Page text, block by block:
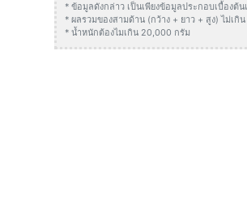
* ข้อมูลดังกล่าว เป็นเพียงข้อมูลประกอบเบื้อง
* ผลรวมของสามด้าน (กว้าง + ยาว + สูง) ไม่เกิ
* น้ำหนักต้องไมเกิน 20,000 กรัม